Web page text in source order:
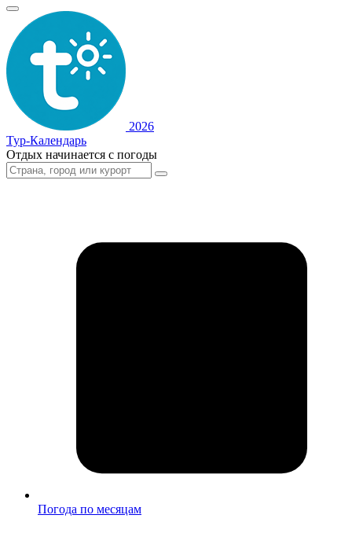
2026
Тур-Календарь
Отдых начинается с погоды
Погода по месяцам